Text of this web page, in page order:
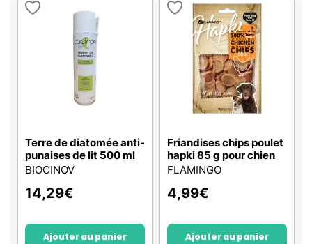
Terre de diatomée anti-
punaises de lit 500 ml
BIOCINOV
14,29€
Ajouter au panier
Friandises chips poulet
hapki 85 g pour chien
FLAMINGO
4,99€
Ajouter au panier